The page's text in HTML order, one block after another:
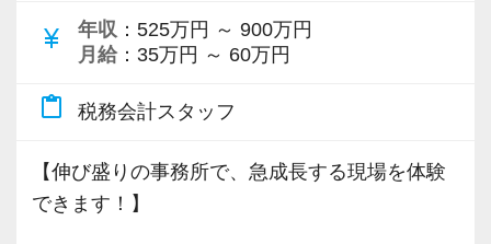
段階を踏んで丁寧にノウハウを伝承していきま
すので、安心してステップアップしていけま
ヤル気」を最優先する採用です
私たちが採用において何よりも大切にしている
―――【2】 1人で抱え込ませない「チーム制」
と「抜群の聞きやすさ」
付けることは絶対にしません。
誰もが安心して業務に取り組めるよう「チーム
currency_yen 年収 ：525万円 ～ 900万円
月給 ：35万円 ～ 60万円
content_paste 税務会計スタッフ
【伸び盛りの事務所で、急成長する現場を体験
できます！】